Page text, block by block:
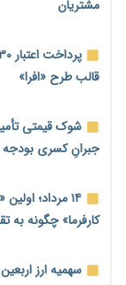
هشدار درباره
ترمیم مزد در
وام بدون رتبه
مشتریان
قالب طرح «افرا»
شوک قیمتی
جبرانِ کسری
۱۴ مرداد؛
کارفرما» چگونه
سهمیه ارز اربعین ۱۴۰۵ اعلام شد؛ ۲۰۰ هزار دینار برای هر